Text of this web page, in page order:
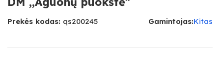
Prekės kodas: qs200245 Gamintojas:Kitas